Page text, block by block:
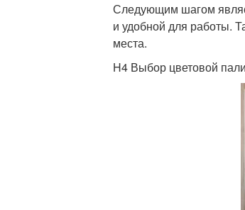
Следующим шагом
и удобной для работы.
места.
H4 Выбор цветовой